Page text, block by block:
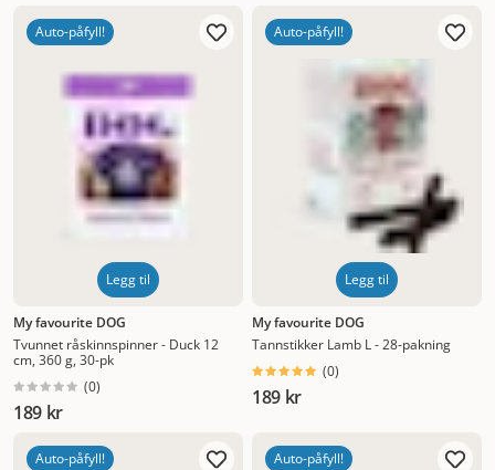
Auto-påfyll!
Legg til
My favourite DOG
Tvunnet råskinnspinner - Duck 12
cm, 360 g, 30-pk
(0)
189 kr
Auto-påfyll!
Legg til
My favourite DOG
Tannstikker Lamb L - 28-pakning
(0)
189 kr
Auto-påfyll! Auto-påfyll!